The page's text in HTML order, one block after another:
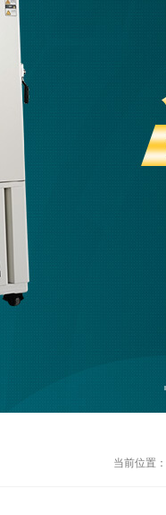
当前位置：